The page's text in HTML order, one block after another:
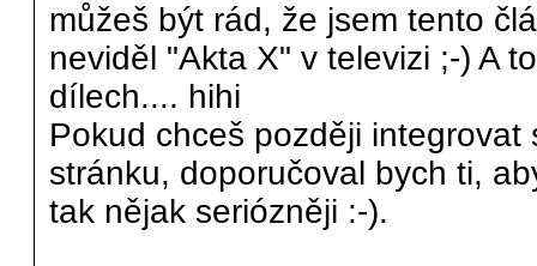
můžeš být rád, že jsem tento
neviděl "Akta X" v televizi ;-) A
dílech.... hihi
Pokud chceš později
stránku, doporučoval bych ti,
tak nějak seriózněji :-).